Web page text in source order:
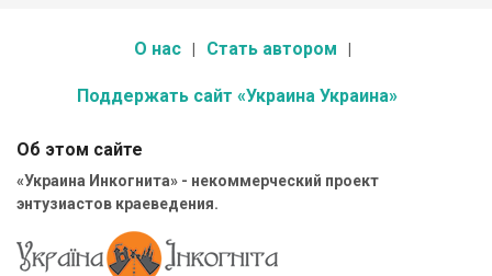
О нас Стать автором
Поддержать сайт «Украина Украина»
Об этом сайте
«Украина Инкогнита» - некоммерческий проект
энтузиастов краеведения.